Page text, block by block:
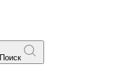
Поиск